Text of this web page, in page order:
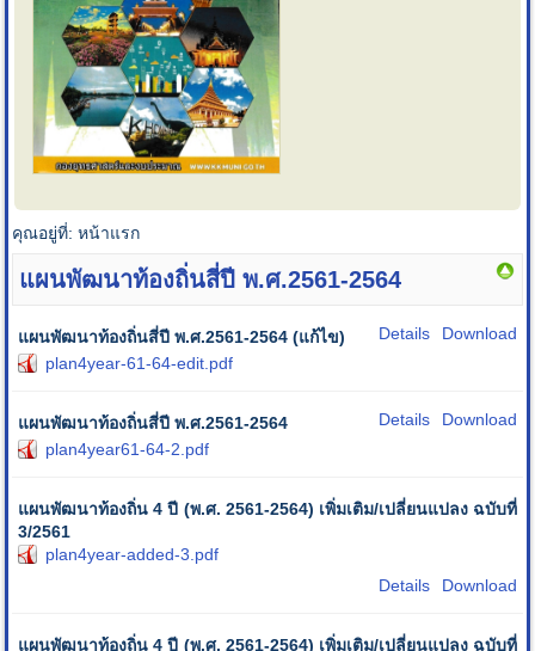
คุณอยู่ที่:หน้าแรก
แผนพัฒนาท้องถิ่นสี่ปี พ.ศ.2561-2564
แผนพัฒนาท้องถิ่นสี่ปี พ.ศ.2561-2564 (แก้ไข)
plan4year-61-64-edit.pdf
Download
Details
แผนพัฒนาท้องถิ่นสี่ปี พ.ศ.2561-2564
plan4year61-64-2.pdf
Download
Details
แผนพัฒนาท้องถิ่น 4 ปี (พ.ศ. 2561-2564) เพิ่มเติม/เปลี่ยนแปลง ฉบับที่
3/2561
plan4year-added-3.pdf
Download
Details
แผนพัฒนาท้องถิ่น 4 ปี (พ.ศ. 2561-2564) เพิ่มเติม/เปลี่ยนแปลง ฉบับที่